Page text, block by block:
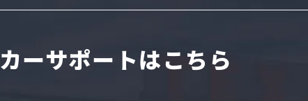
カーサポートはこちら